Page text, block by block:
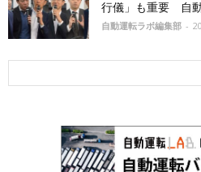
行儀」も重要 自
自動運転ラボ編集部 -